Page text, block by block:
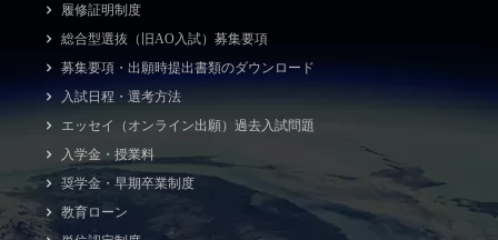
履修証明制度
総合型選抜（旧AO入試）募集要項
募集要項・出願時提出書類のダウンロード
入試日程・選考方法
エッセイ（オンライン出願）過去入試問題
入学金・授業料
奨学金・早期卒業制度
教育ローン